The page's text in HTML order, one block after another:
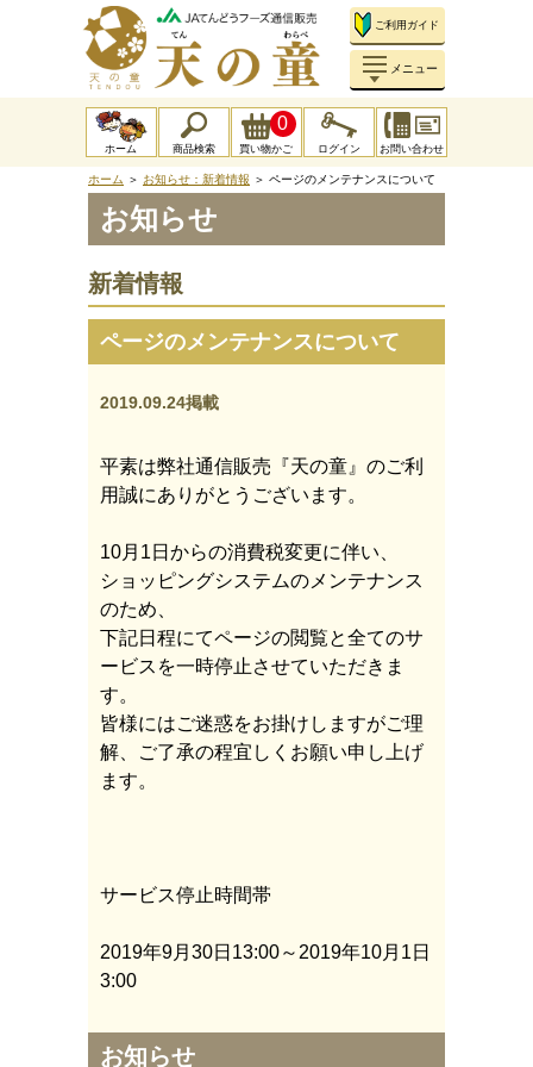
ご利用ガイド
メニュー
ホーム 商品検索 買い物かご
0
ログイン お問い合わせ
ホーム ＞ お知らせ：新着情報 ＞ ページのメンテナンスについて
お知らせ
新着情報
ページのメンテナンスについて
2019.09.24掲載
平素は弊社通信販売『天の童』のご利
用誠にありがとうございます。
10月1日からの消費税変更に伴い、
ショッピングシステムのメンテナンス
のため、
下記日程にてページの閲覧と全てのサ
ービスを一時停止させていただきま
す。
皆様にはご迷惑をお掛けしますがご理
解、ご了承の程宜しくお願い申し上げ
ます。
サービス停止時間帯
2019年9月30日13:00～2019年10月1日
3:00
お知らせ